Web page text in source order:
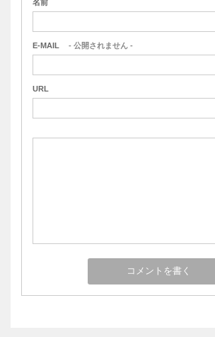
名前
E-MAIL - 公開されません -
URL